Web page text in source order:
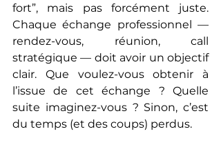
fort”, mais pas forcément juste.
Chaque échange professionnel —
rendez-vous, réunion, call
stratégique — doit avoir un objectif
clair. Que voulez-vous obtenir à
l’issue de cet échange ? Quelle
suite imaginez-vous ? Sinon, c’est
du temps (et des coups) perdus.